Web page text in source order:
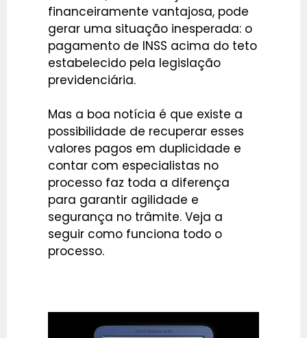
financeiramente vantajosa, pode
gerar uma situação inesperada: o
pagamento de INSS acima do teto
estabelecido pela legislação
previdenciária.
Mas a boa notícia é que existe a
possibilidade de recuperar esses
valores pagos em duplicidade e
contar com especialistas no
processo faz toda a diferença
para garantir agilidade e
segurança no trâmite. Veja a
seguir como funciona todo o
processo.